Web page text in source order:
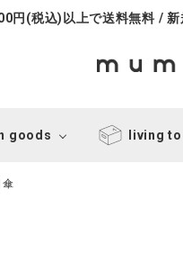
円(税込)以上で送料無料 /
goods living
傘